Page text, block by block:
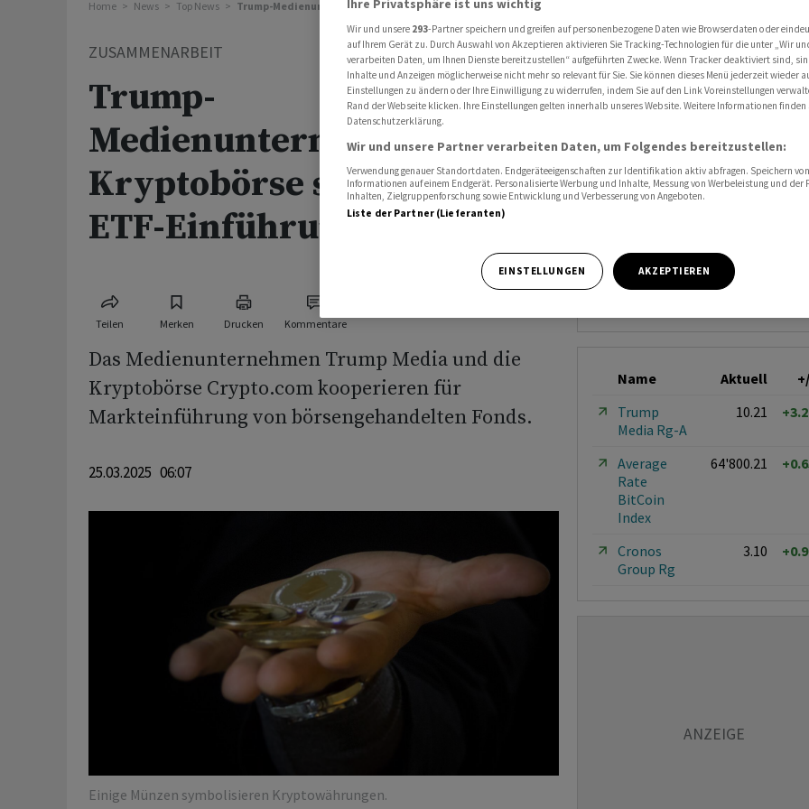
Home News Top News Trump-Medienunternehmen und Kryptobörse spannen für ETF-Einführung zusammen
ZUSAMMENARBEIT
Trump-
Medienunternehmen und
Kryptobörse spannen für
ETF-Einführung zusammen
Teilen Merken Drucken Kommentare
Das Medienunternehmen Trump Media und die
Kryptobörse Crypto.com kooperieren für
Markteinführung von börsengehandelten Fonds.
25.03.2025 06:07
Einige Münzen symbolisieren Kryptowährungen.
TRUMP MEDIA AND
NOLOGY GROUP
Name Aktuell
Trump
Media Rg-A
10.21
Average
Rate
BitCoin
Index
64'800.21
Cronos
Group Rg
3.10
Ihre Privatsphäre ist uns wichtig
Wir und unsere 293-Partner speichern und greifen auf personenbezogene Daten wie Browserdaten oder
auf Ihrem Gerät zu. Durch Auswahl von Akzeptieren aktivieren Sie Tracking-Technologien für die unter „Wir
verarbeiten Daten, um Ihnen Dienste bereitzustellen“ aufgeführten Zwecke. Wenn Tracker deaktiviert sind,
Inhalte und Anzeigen möglicherweise nicht mehr so relevant für Sie. Sie können dieses Menü jederzeit wieder
Einstellungen zu ändern oder Ihre Einwilligung zu widerrufen, indem Sie auf den Link Voreinstellungen
Rand der Webseite klicken. Ihre Einstellungen gelten innerhalb unseres Website. Weitere Informationen finden
Datenschutzerklärung.
Wir und unsere Partner verarbeiten Daten, um Folgendes bereitzustellen:
Verwendung genauer Standortdaten. Endgeräteeigenschaften zur Identifikation aktiv abfragen. Speichern
Informationen auf einem Endgerät. Personalisierte Werbung und Inhalte, Messung von Werbeleistung und der
Inhalten, Zielgruppenforschung sowie Entwicklung und Verbesserung von Angeboten.
Liste der Partner (Lieferanten)
EINSTELLUNGEN AKZEPTIEREN